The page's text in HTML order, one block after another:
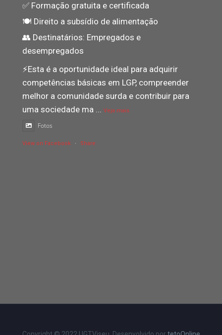
✅ Formação gratuita e certificada
🍽️ Direito a subsídio de alimentação
👥 Destinatários: Empregados e
desempregados
⚡️Esta é a oportunidade ideal para adquirir
competências básicas em LGP, compreender
melhor a comunidade surda e contribuir para
uma sociedade ma ... Veja mais
Fotos
View on Facebook · Share